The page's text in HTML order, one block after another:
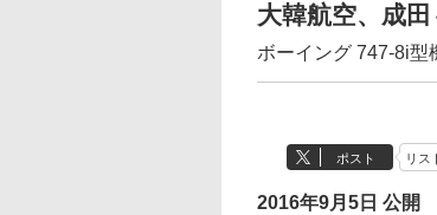
大韓航空、成
ボーイング 747-8i型
ポスト リス
2016年9月5日 公開